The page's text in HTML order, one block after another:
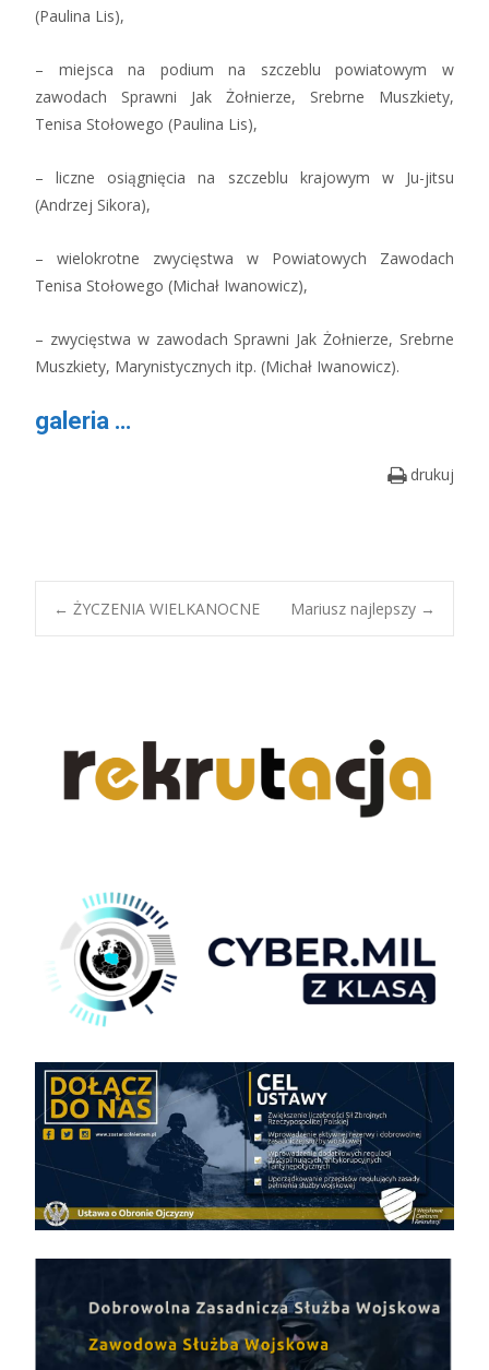
(Paulina Lis),
– miejsca na podium na szczeblu powiatowym w
zawodach Sprawni Jak Żołnierze, Srebrne Muszkiety,
Tenisa Stołowego (Paulina Lis),
– liczne osiągnięcia na szczeblu krajowym w Ju-jitsu
(Andrzej Sikora),
– wielokrotne zwycięstwa w Powiatowych Zawodach
Tenisa Stołowego (Michał Iwanowicz),
– zwycięstwa w zawodach Sprawni Jak Żołnierze, Srebrne
Muszkiety, Marynistycznych itp. (Michał Iwanowicz).
galeria …
drukuj
Post
← ŻYCZENIA WIELKANOCNE Mariusz najlepszy →